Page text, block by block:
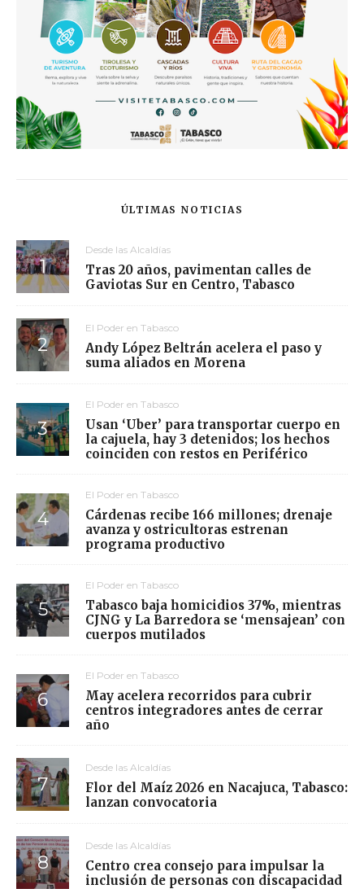
ÚLTIMAS NOTICIAS
Desde las Alcaldías
Tras 20 años, pavimentan calles de
Gaviotas Sur en Centro, Tabasco
El Poder en Tabasco
Andy López Beltrán acelera el paso y
suma aliados en Morena
El Poder en Tabasco
Usan ‘Uber’ para transportar cuerpo en
la cajuela, hay 3 detenidos; los hechos
coinciden con restos en Periférico
El Poder en Tabasco
Cárdenas recibe 166 millones; drenaje
avanza y ostricultoras estrenan
programa productivo
El Poder en Tabasco
Tabasco baja homicidios 37%, mientras
CJNG y La Barredora se ‘mensajean’ con
cuerpos mutilados
El Poder en Tabasco
May acelera recorridos para cubrir
centros integradores antes de cerrar
año
Desde las Alcaldías
Flor del Maíz 2026 en Nacajuca, Tabasco:
lanzan convocatoria
Desde las Alcaldías
Centro crea consejo para impulsar la
inclusión de personas con discapacidad